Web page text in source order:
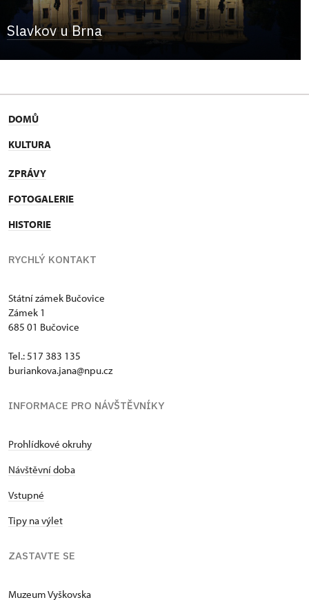
Slavkov u Brna
DOMŮ
KULTURA
ZPRÁVY
FOTOGALERIE
HISTORIE
RYCHLÝ KONTAKT
Státní zámek Bučovice
Zámek 1
685 01 Bučovice
Tel.: 517 383 135
buriankova.jana@npu.cz
INFORMACE PRO NÁVŠTĚVNÍKY
Prohlídkové okruhy
Návštěvní doba
Vstupné
Tipy na výlet
ZASTAVTE SE
Muzeum Vyškovska